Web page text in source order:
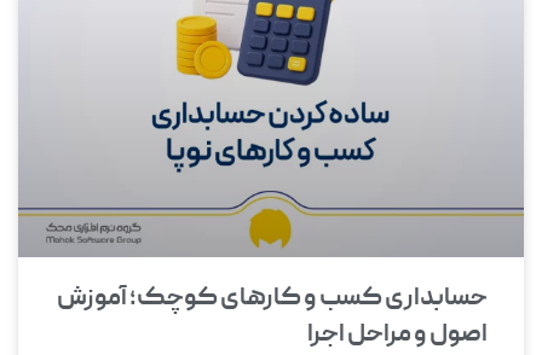
حسابداری کسب و کارهای کوچک؛ آموزش
اصول و مراحل اجرا